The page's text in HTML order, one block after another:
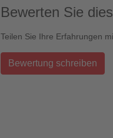
Bewerten Sie
Teilen Sie Ihre Erfahrungen
Bewertung schreiben